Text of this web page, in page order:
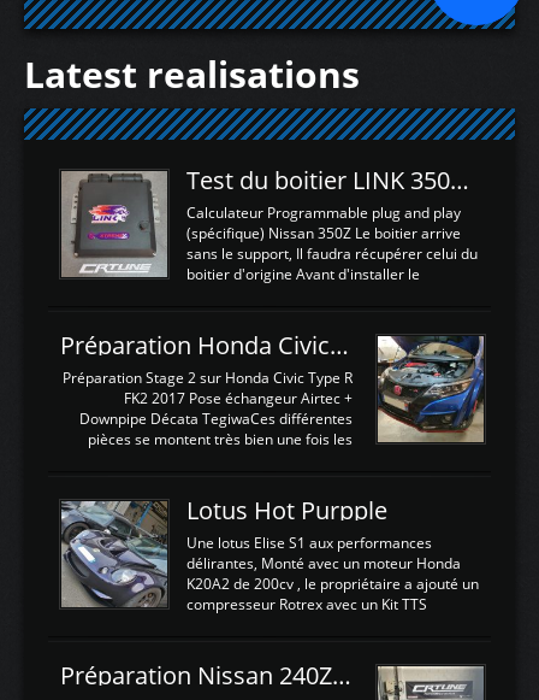
Latest realisations
Test du boitier LINK 350Z Plugin ECU
Calculateur Programmable plug and play
(spécifique) Nissan 350Z Le boitier arrive
sans le support, Il faudra récupérer celui du
boitier d'origine Avant d'installer le
d'envoyer l'information de la large bande
dans le boitier. sydney sweeney deepfake
La sortie 0-5V de l'afr sera connectée sur
l'entrée AN Volt 8 et GndAN pour
Analogique, et Volt car l'information est une
tension (Pas une résistance variable d'un
est temps de brancher le ...
Préparation Honda Civic Type R FK2
Préparation Stage 2 sur Honda Civic Type R
FK2 2017 Pose échangeur Airtec +
Downpipe Décata TegiwaCes différentes
pièces se montent très bien une fois les
légere découpe du plastique inferieur,
negénant en rien la structure ou le
fonctionnement du fond plat. Une
reprogrammation Stage 2 est faite sur le
calculateur d'origine. Une alternative
économique au passage sur Hondata
d'origine 310cv et 400Nn , Une fois
reprogrammé et les ...
Lotus Hot Purpple
Une lotus Elise S1 aux performances
délirantes, Monté avec un moteur Honda
K20A2 de 200cv , le propriétaire a ajouté un
compresseur Rotrex avec un Kit TTS
d'augmenter la puissance de son moteur:
un watercooler a été ajouté. 300Cv sans
Préparation Nissan 240Z SR20DET